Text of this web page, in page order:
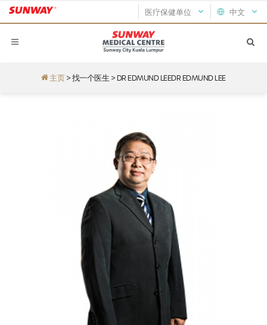
中文
医疗保健单位
主页 > 找一个医生 > DR EDMUND LEEDR EDMUND LEE